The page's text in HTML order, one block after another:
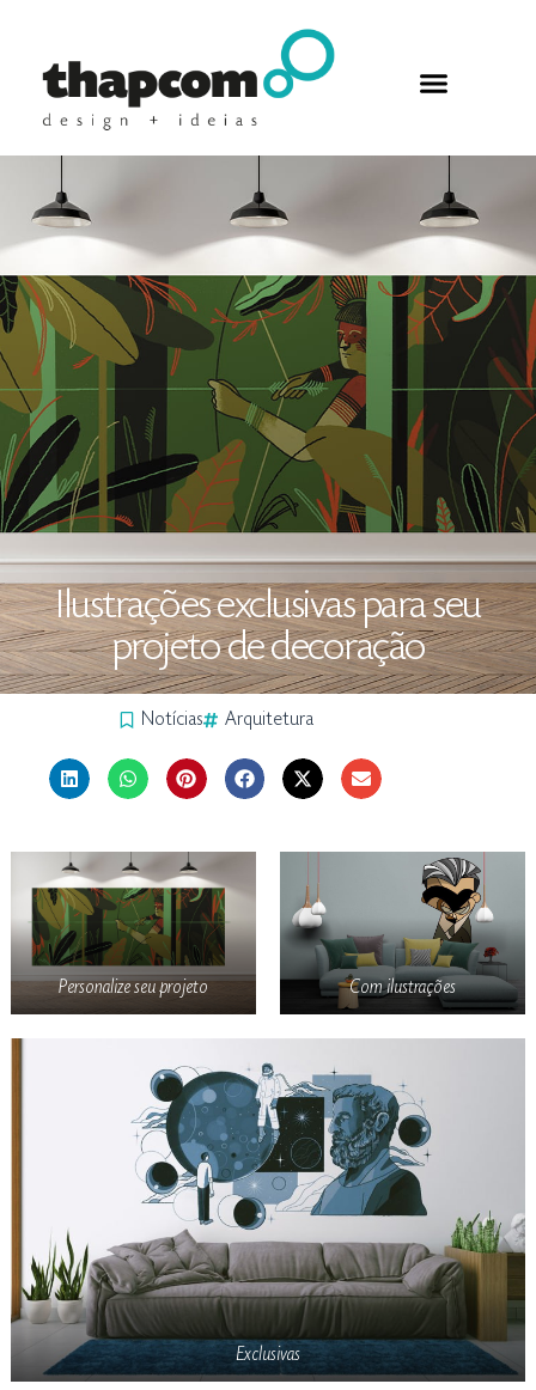
Ilustrações exclusivas para seu
projeto de decoração
Notícias Arquitetura
Personalize seu projeto Com ilustrações
Exclusivas